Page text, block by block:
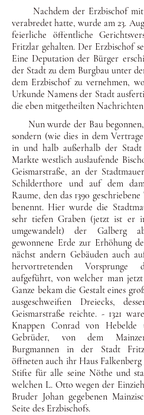
Nachdem der Erzbischof mit
ver­abredet hatte, wurde am 23.
feierliche öffentliche
Fritzlar gehalten. Der Erzbischof
Eine Deputation der Bürger
der Stadt zu dem Burgbau unter
dem Erzbischof zu vernehmen,
Urkunde Namens der Stadt
die eben mitgetheilten
Nun wurde der Bau
son­dern (wie dies in dem
in und halb außerhalb der
Markte westlich auslaufende
Geis­marstraße, an der
Schil­derthore und auf dem
Raume, den das 1390
be­nennt. Hier wurde die
sehr tiefen Graben (jetzt ist er
umge­wandelt) der Galberg
gewonnene Erde zur Erhöhung
nächst an­dern Gebäuden auch
hervortre­tenden Vorsprunge
aufgeführt, von welcher man
Ganze bekam die Gestalt eines
ausgeschweif­ten Dreiecks,
Geismarstraße reich­te. - 1321
Knappen Conrad von
Gebrüder, von dem
Burgmannen in der Stadt
öffneten auch ihr Haus
Stifte für alle seine Nöthe und
welchen L. Otto wegen der
Bruder Johan gegebenen
Seite des Erzbischofs.